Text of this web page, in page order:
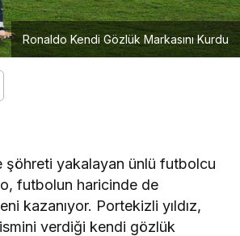
Ronaldo Kendi Gözlük Markasını Kurdu
şöhreti yakalayan ünlü futbolcu
futbolun haricinde de
kazanıyor. Portekizli yıldız,
verdiği kendi gözlük